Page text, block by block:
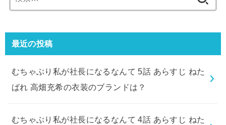
索:
最近の投稿
むちゃぶり私が社長になるなんて 5話 あらすじ ねた
ばれ 高畑充希の衣装のブランドは？
むちゃぶり私が社長になるなんて 4話 あらすじ ねた